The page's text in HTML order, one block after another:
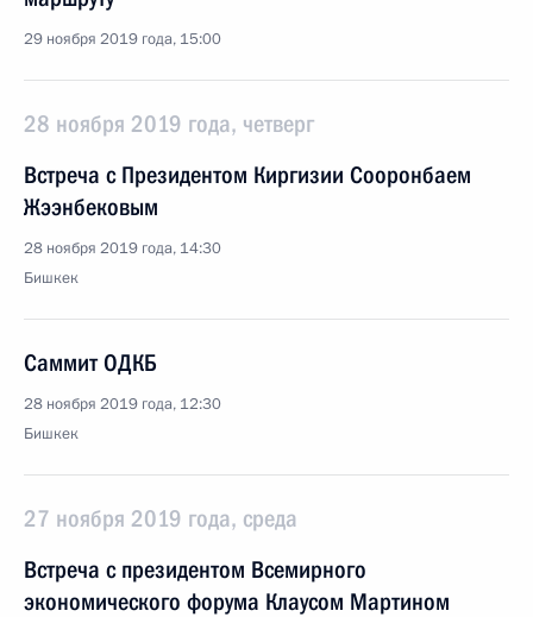
29 ноября 2019 года, 15:00
28 ноября 2019 года, четверг
Встреча с Президентом Киргизии Сооронбаем
Жээнбековым
28 ноября 2019 года, 14:30
Бишкек
Саммит ОДКБ
28 ноября 2019 года, 12:30
Бишкек
27 ноября 2019 года, среда
Встреча с президентом Всемирного
экономического форума Клаусом Мартином